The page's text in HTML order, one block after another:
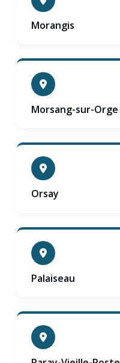
Morangis
Morsang-sur-Orge
Orsay
Palaiseau